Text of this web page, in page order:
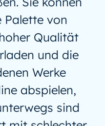
Palette von
Qualität
und die
Werke
abspielen,
sind